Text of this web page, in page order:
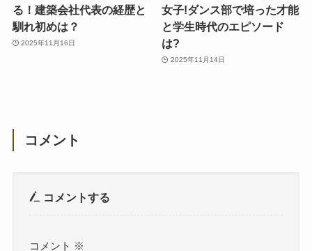
る！建築会社代表の経歴と
馴れ初めは？
2025年11月16日
女子!ダンス部で培った才能
と学生時代のエピソード
は?
2025年11月14日
コメント
コメントする
コメント ※